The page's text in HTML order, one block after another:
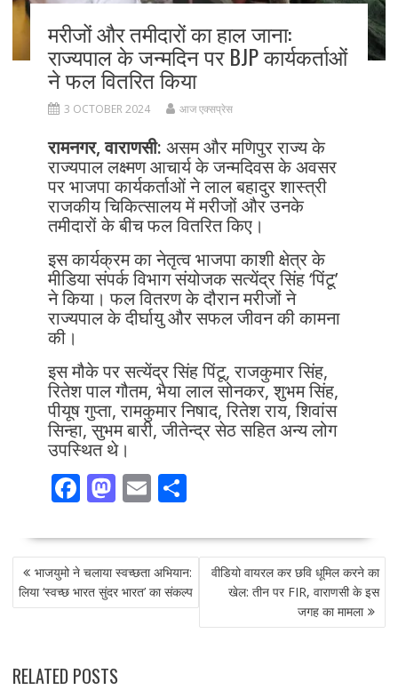
मरीजों और तमीदारों का हाल जाना:
राज्यपाल के जन्मदिन पर BJP कार्यकर्ताओं
ने फल वितरित किया
3 OCTOBER 2024 आज एक्सप्रेस
रामनगर, वाराणसी: असम और मणिपुर राज्य के
राज्यपाल लक्ष्मण आचार्य के जन्मदिवस के अवसर
पर भाजपा कार्यकर्ताओं ने लाल बहादुर शास्त्री
राजकीय चिकित्सालय में मरीजों और उनके
तमीदारों के बीच फल वितरित किए।
इस कार्यक्रम का नेतृत्व भाजपा काशी क्षेत्र के
मीडिया संपर्क विभाग संयोजक सत्येंद्र सिंह ‘पिंटू’
ने किया। फल वितरण के दौरान मरीजों ने
राज्यपाल के दीर्घायु और सफल जीवन की कामना
की।
इस मौके पर सत्येंद्र सिंह पिंटू, राजकुमार सिंह,
रितेश पाल गौतम, भैया लाल सोनकर, शुभम सिंह,
पीयूष गुप्ता, रामकुमार निषाद, रितेश राय, शिवांस
सिन्हा, सुभम बारी, जीतेन्द्र सेठ सहित अन्य लोग
उपस्थित थे।
F
e
b
o
k
M
to
d
o
E
ai
l
S
ar
e
POST
NAVIGATION
भाजयुमो ने चलाया स्वच्छता अभियान:
लिया ‘स्वच्छ भारत सुंदर भारत’ का संकल्प
वीडियो वायरल कर छवि धूमिल करने का
खेल: तीन पर FIR, वाराणसी के इस
जगह का मामला
RELATED POSTS